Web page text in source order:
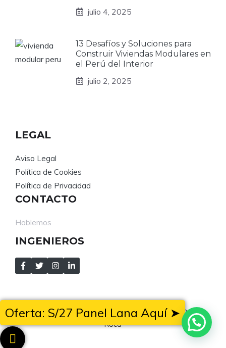
julio 4, 2025
13 Desafíos y Soluciones para
Construir Viviendas Modulares en
el Perú del Interior
julio 2, 2025
LEGAL
Aviso Legal
Política de Cookies
Política de Privacidad
CONTACTO
Hablemos
INGENIEROS
Mejora tu calidad de vida con los paneles de Lana de
Roca
Oferta: S/27 Panel Lana Aquí ➤